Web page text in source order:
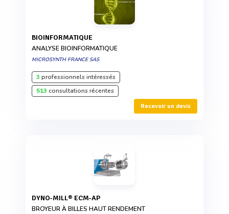
BIOINFORMATIQUE
ANALYSE BIOINFORMATIQUE
MICROSYNTH FRANCE SAS
3 professionnels intéressés
513 consultations récentes
Recevoir un devis
DYNO-MILL® ECM-AP
BROYEUR À BILLES HAUT RENDEMENT